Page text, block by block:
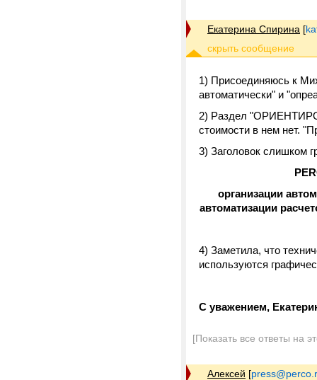
Екатерина Спирина [
1) Присоединяюсь к
автоматически" и
2) Раздел
стоимости в нем нет.
3) Заголовок слишком
организации
автоматизации
4) Заметила, что
используются
С уважением,
[Показать все ответы на
Алексей [